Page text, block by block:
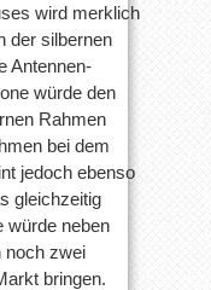
wird merklich
der silbernen
Antennen-
würde den
Rahmen
bei dem
jedoch ebenso
gleichzeitig
würde neben
noch zwei
bringen.